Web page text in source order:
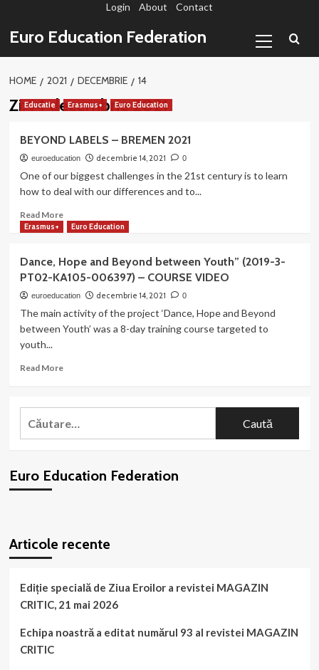
conținut
Login About Contact
Euro Education Federation
Menu
HOME 2021 DECEMBRIE 14
Zi:14 decembrie 2021
Educatie Erasmus+ Euro Education
BEYOND LABELS – BREMEN 2021
euroeducation decembrie 14, 2021 0
One of our biggest challenges in the 21st century is to learn
how to deal with our differences and to...
Read MoreRead
more
LABELS
–
BREMEN
2021
Erasmus+ Euro Education
Dance, Hope and Beyond between Youth” (2019-3-
PT02-KA105-006397) – COURSE VIDEO
euroeducation decembrie 14, 2021 0
The main activity of the project ‘Dance, Hope and Beyond
between Youth’ was a 8-day training course targeted to
youth...
Read MoreRead
Dance,
Hope
Youth”
006397)
VIDEO
Caută
Euro Education Federation
Articole recente
Ediție specială de Ziua Eroilor a revistei MAGAZIN
CRITIC, 21 mai 2026
Echipa noastră a editat numărul 93 al revistei MAGAZIN
CRITIC